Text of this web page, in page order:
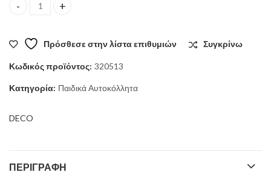
2,70 €.
είναι:
2,40 €.
Αυτοκόλλητα Ζελέ Διακοσμητικές (Gel Stickers Πυροσβεστική)
Πρόσθεσε στην λίστα επιθυμιών Συγκρίνω
Κωδικός προϊόντος: 320513
Κατηγορία: Παιδικά Αυτοκόλλητα
DECO
ΠΕΡΙΓΡΑΦΉ